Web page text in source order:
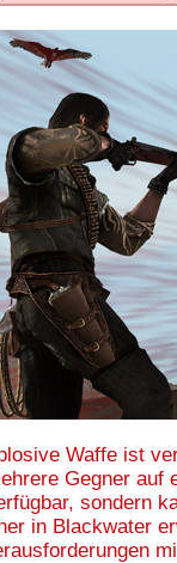
Waffe ist
Gegner auf
sondern
in Blackwater